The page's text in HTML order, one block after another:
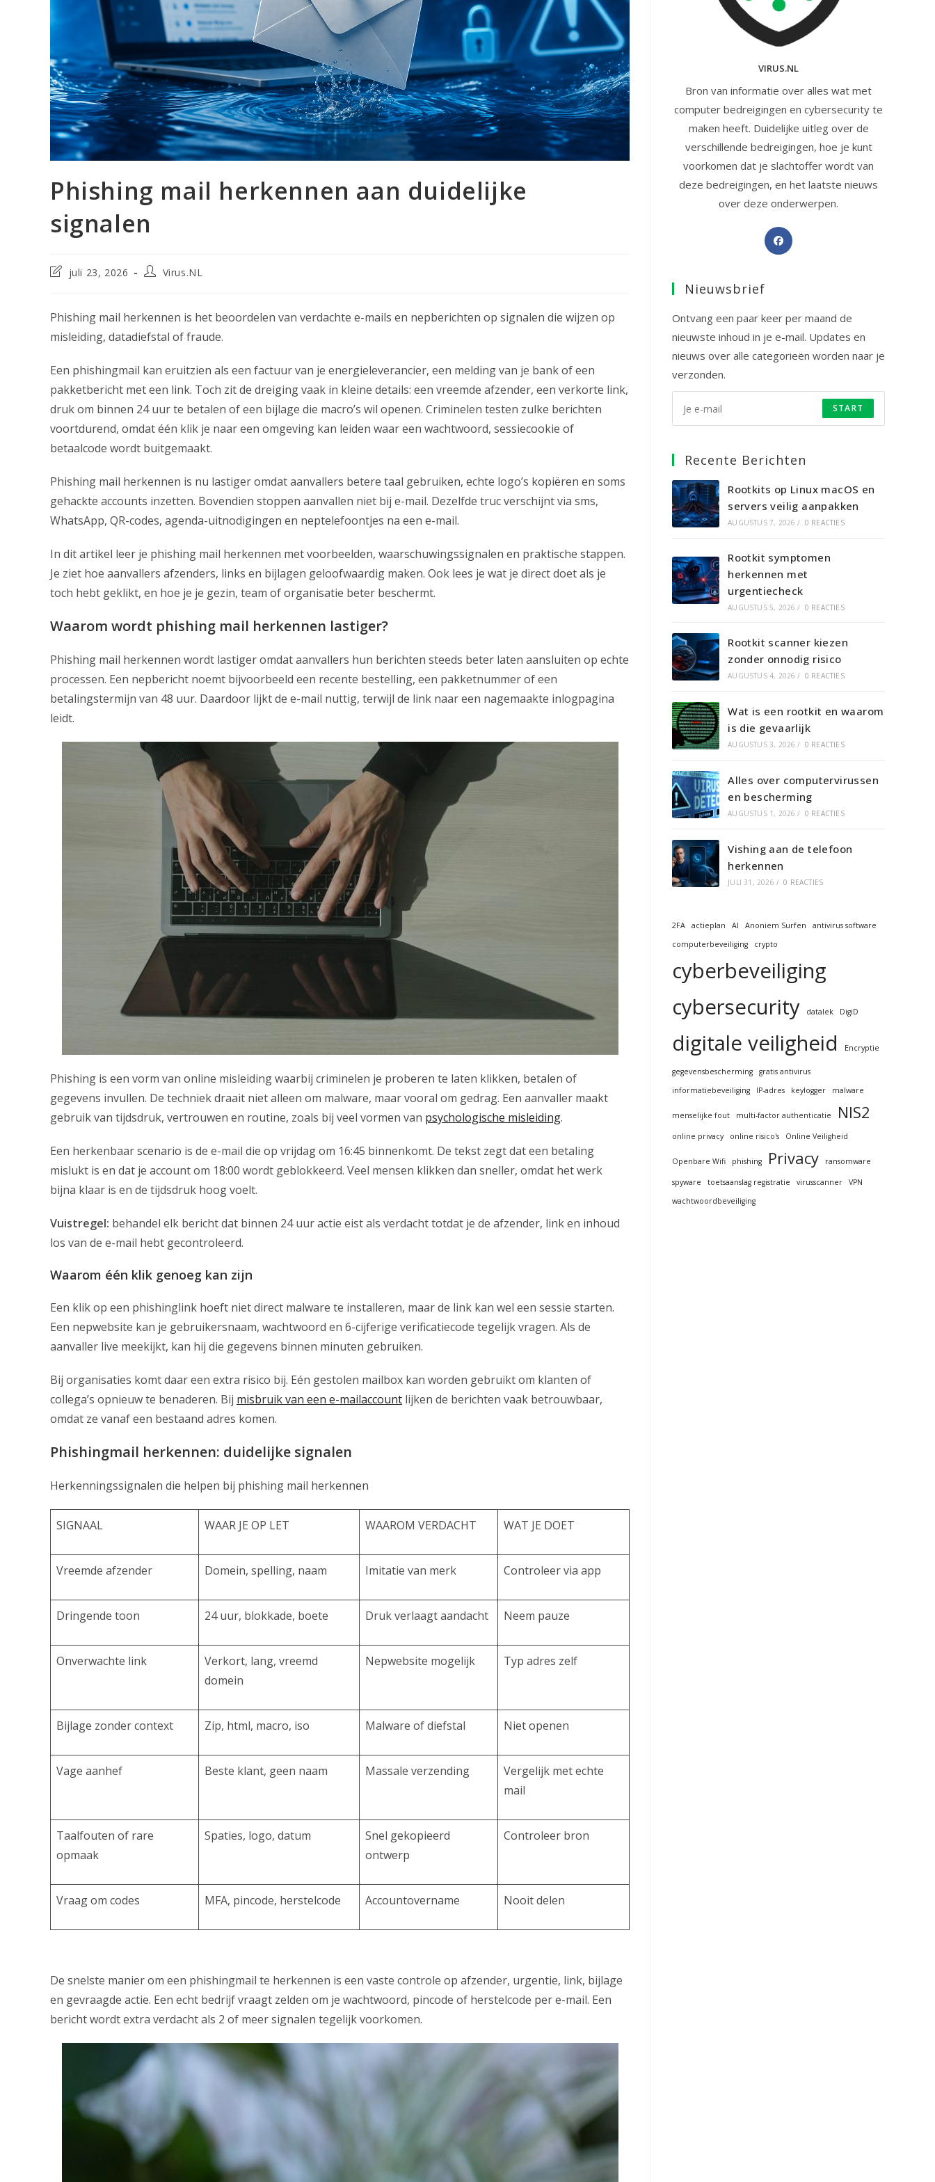
Phishing mail herkennen aan duidelijke
signalen
Laatste
bericht:
juli 23, 2026
BerichtVirus.NL
Phishing mail herkennen is het beoordelen van verdachte e-mails en nepberichten op signalen die wijzen op
misleiding, datadiefstal of fraude.
Een phishingmail kan eruitzien als een factuur van je energieleverancier, een melding van je bank of een
pakketbericht met een link. Toch zit de dreiging vaak in kleine details: een vreemde afzender, een verkorte link,
druk om binnen 24 uur te betalen of een bijlage die macro’s wil openen. Criminelen testen zulke berichten
voortdurend, omdat één klik je naar een omgeving kan leiden waar een wachtwoord, sessiecookie of
betaalcode wordt buitgemaakt.
Phishing mail herkennen is nu lastiger omdat aanvallers betere taal gebruiken, echte logo’s kopiëren en soms
gehackte accounts inzetten. Bovendien stoppen aanvallen niet bij e-mail. Dezelfde truc verschijnt via sms,
WhatsApp, QR-codes, agenda-uitnodigingen en neptelefoontjes na een e-mail.
In dit artikel leer je phishing mail herkennen met voorbeelden, waarschuwingssignalen en praktische stappen.
Je ziet hoe aanvallers afzenders, links en bijlagen geloofwaardig maken. Ook lees je wat je direct doet als je
toch hebt geklikt, en hoe je je gezin, team of organisatie beter beschermt.
Waarom wordt phishing mail herkennen lastiger?
Phishing mail herkennen wordt lastiger omdat aanvallers hun berichten steeds beter laten aansluiten op echte
processen. Een nepbericht noemt bijvoorbeeld een recente bestelling, een pakketnummer of een
betalingstermijn van 48 uur. Daardoor lijkt de e-mail nuttig, terwijl de link naar een nagemaakte inlogpagina
leidt.
Phishing is een vorm van online misleiding waarbij criminelen je proberen te laten klikken, betalen of
gegevens invullen. De techniek draait niet alleen om malware, maar vooral om gedrag. Een aanvaller maakt
gebruik van tijdsdruk, vertrouwen en routine, zoals bij veel vormen van psychologische misleiding.
Een herkenbaar scenario is de e-mail die op vrijdag om 16:45 binnenkomt. De tekst zegt dat een betaling
mislukt is en dat je account om 18:00 wordt geblokkeerd. Veel mensen klikken dan sneller, omdat het werk
bijna klaar is en de tijdsdruk hoog voelt.
Vuistregel: behandel elk bericht dat binnen 24 uur actie eist als verdacht totdat je de afzender, link en inhoud
los van de e-mail hebt gecontroleerd.
Waarom één klik genoeg kan zijn
Een klik op een phishinglink hoeft niet direct malware te installeren, maar de link kan wel een sessie starten.
Een nepwebsite kan je gebruikersnaam, wachtwoord en 6-cijferige verificatiecode tegelijk vragen. Als de
aanvaller live meekijkt, kan hij die gegevens binnen minuten gebruiken.
Bij organisaties komt daar een extra risico bij. Eén gestolen mailbox kan worden gebruikt om klanten of
collega’s opnieuw te benaderen. Bij misbruik van een e-mailaccount lijken de berichten vaak betrouwbaar,
omdat ze vanaf een bestaand adres komen.
Phishingmail herkennen: duidelijke signalen
Herkenningssignalen die helpen bij phishing mail herkennen
SIGNAAL WAAR JE OP LET WAAROM VERDACHT WAT JE DOET
Vreemde afzender Domein, spelling, naam Imitatie van merk Controleer via app
Dringende toon 24 uur, blokkade, boete Druk verlaagt aandacht Neem pauze
Onverwachte link
Verkort, lang, vreemd
domein
Nepwebsite mogelijk Typ adres zelf
Bijlage zonder context Zip, html, macro, iso Malware of diefstal Niet openen
Vage aanhef Beste klant, geen naam Massale verzending
Vergelijk met echte
mail
Taalfouten of rare
opmaak
Spaties, logo, datum
Snel gekopieerd
ontwerp
Controleer bron
Vraag om codes MFA, pincode, herstelcode Accountovername Nooit delen
De snelste manier om een phishingmail te herkennen is een vaste controle op afzender, urgentie, link, bijlage
en gevraagde actie. Een echt bedrijf vraagt zelden om je wachtwoord, pincode of herstelcode per e-mail. Een
bericht wordt extra verdacht als 2 of meer signalen tegelijk voorkomen.
VIRUS.NL
Bron van informatie over alles wat met
computer bedreigingen en cybersecurity te
maken heeft. Duidelijke uitleg over de
verschillende bedreigingen, hoe je kunt
voorkomen dat je slachtoffer wordt van
deze bedreigingen, en het laatste nieuws
over deze onderwerpen.
Opent
Nieuwsbrief
Ontvang een paar keer per maand de
nieuwste inhoud in je e-mail. Updates en
nieuws over alle categorieën worden naar je
verzonden.
START
Recente Berichten
Rootkits op Linux macOS en
servers veilig aanpakken
AUGUSTUS 7, 2026 / 0 REACTIES
Rootkit symptomen
herkennen met
urgentiecheck
AUGUSTUS 5, 2026 / 0 REACTIES
Rootkit scanner kiezen
zonder onnodig risico
AUGUSTUS 4, 2026 / 0 REACTIES
Wat is een rootkit en waarom
is die gevaarlijk
AUGUSTUS 3, 2026 / 0 REACTIES
Alles over computervirussen
en bescherming
AUGUSTUS 1, 2026 / 0 REACTIES
Vishing aan de telefoon
herkennen
JULI 31, 2026 / 0 REACTIES
2FA actieplan AI Anoniem Surfen
antivirus software
computerbeveiliging
crypto
cyberbeveiliging
cybersecurity
datalek DigiD
digitale veiligheid Encryptie
gegevensbescherming
gratis antivirus
informatiebeveiliging
IP-adres keylogger malware
menselijke fout multi-factor authenticatie NIS2
online privacy online risico's Online Veiligheid
Openbare Wifi phishing Privacy ransomware
spyware toetsaanslag registratie virusscanner
VPN
wachtwoordbeveiliging